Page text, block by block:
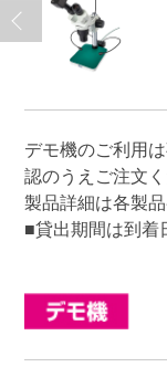
デモ機のご利用
認のうえご注文く
製品詳細は各製
■貸出期間は到着